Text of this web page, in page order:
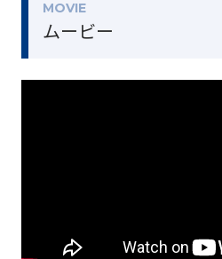
MOVIE
ムービー